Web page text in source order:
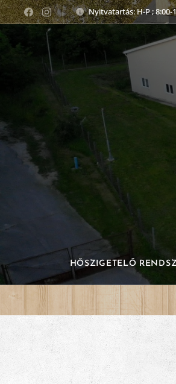
Nyitvatartás: H-P ; 8:00-
HŐSZIGETELŐ